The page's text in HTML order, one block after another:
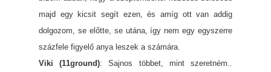
majd egy kicsit segít ezen, és amíg ott van addig
dolgozom, se előtte, se utána, így nem egy egyszerre
százfele figyelő anya leszek a számára.
Viki (11ground): Sajnos többet, mint szeretném..